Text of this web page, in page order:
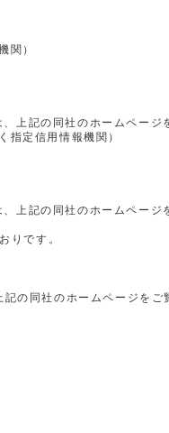
関）
上記の同社のホームページ
指定信用情報機関）
上記の同社のホームページ
りです。
の同社のホームページをご